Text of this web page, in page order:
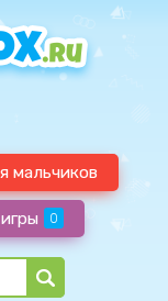
мальчиков
0